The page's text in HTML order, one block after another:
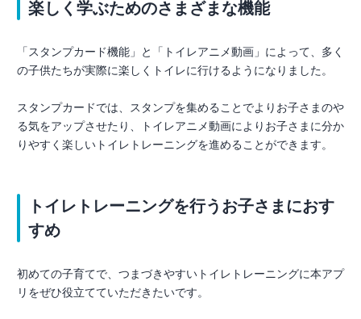
楽しく学ぶためのさまざまな機能
「スタンプカード機能」と「トイレアニメ動画」によって、多く
の子供たちが実際に楽しくトイレに行けるようになりました。
スタンプカードでは、スタンプを集めることでよりお子さまのや
る気をアップさせたり、トイレアニメ動画によりお子さまに分か
りやすく楽しいトイレトレーニングを進めることができます。
トイレトレーニングを行うお子さまにおす
すめ
初めての子育てで、つまづきやすいトイレトレーニングに本アプ
リをぜひ役立てていただきたいです。